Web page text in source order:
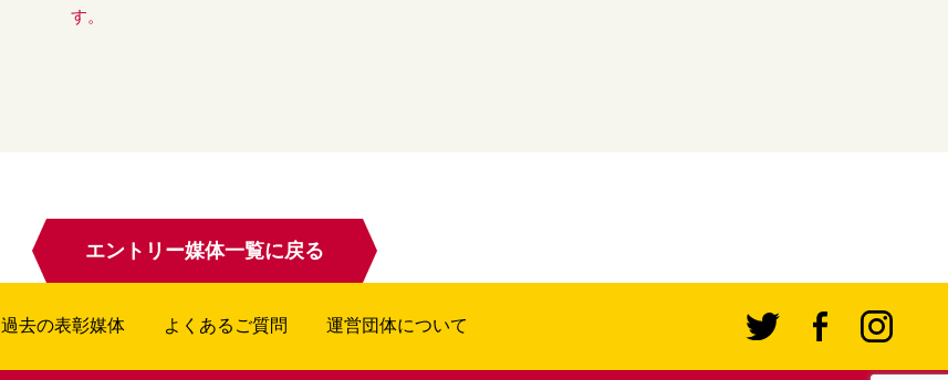
す。
エントリー媒体一覧に戻る
過去の表彰媒体 よくあるご質問 運営団体について